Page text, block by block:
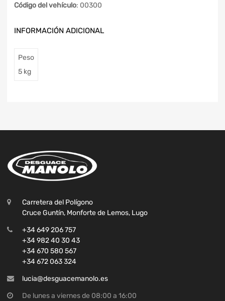
Código del vehículo: 00300
INFORMACIÓN ADICIONAL
Peso
5 kg
Carretera del Polígono
Cruce Guntín, Monforte de Lemos, Lugo
+34 649 206 757
+34 982 40 30 43
+34 670 580 567
+34 672 063 324
lucia@desguacemanolo.es
De lunes a viernes de 08:00 a 16:00